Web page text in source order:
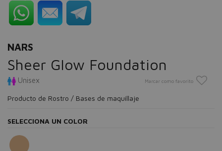
NARS
Sheer Glow Foundation
Unisex Marcar como favorito
Producto de Rostro / Bases de maquillaje
SELECCIONA UN COLOR